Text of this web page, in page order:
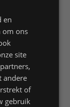
en
om ons
site
andere
of
gebruik